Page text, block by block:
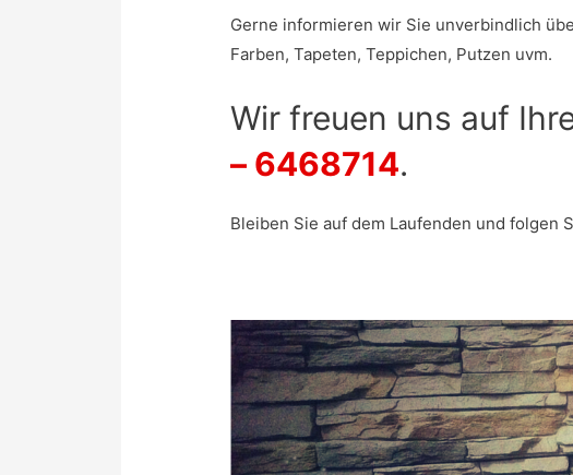
Gerne informieren wir Sie unverbindlich
Farben, Tapeten, Teppichen, Putzen uvm.
Wir freuen uns auf
– 6468714.
Bleiben Sie auf dem Laufenden und folgen